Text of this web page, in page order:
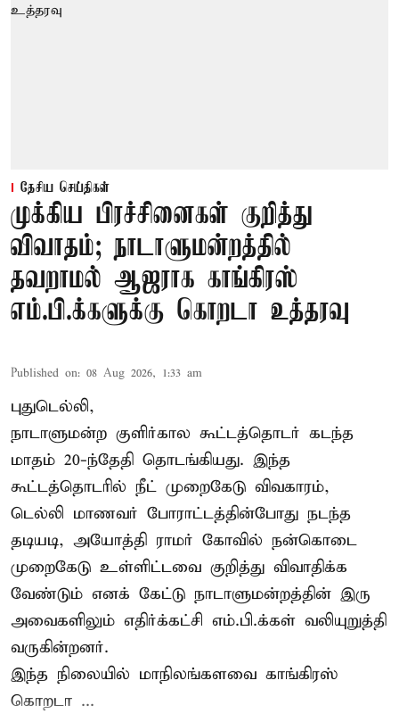
தேசிய செய்திகள்
முக்கிய பிரச்சினைகள் குறித்து
விவாதம்; நாடாளுமன்றத்தில்
தவறாமல் ஆஜராக காங்கிரஸ்
எம்.பி.க்களுக்கு கொறடா உத்தரவு
Published on: 08 Aug 2026, 1:33 am
புதுடெல்லி,
நாடாளுமன்ற குளிர்கால கூட்டத்தொடர் கடந்த
மாதம் 20-ந்தேதி தொடங்கியது. இந்த
கூட்டத்தொடரில் நீட் முறைகேடு விவகாரம்,
டெல்லி மாணவர் போராட்டத்தின்போது நடந்த
தடியடி, அயோத்தி ராமர் கோவில் நன்கொடை
முறைகேடு உள்ளிட்டவை குறித்து விவாதிக்க
வேண்டும் எனக் கேட்டு நாடாளுமன்றத்தின் இரு
அவைகளிலும் எதிர்க்கட்சி எம்.பி.க்கள் வலியுறுத்தி
வருகின்றனர்.
இந்த நிலையில் மாநிலங்களவை காங்கிரஸ்
கொறடா ...